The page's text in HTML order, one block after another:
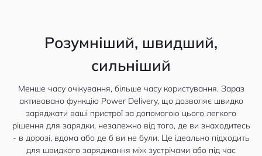
Розумніший, швидший,
сильніший
Менше часу очікування, більше часу користування. Зараз
активовано функцію Power Delivery, що дозволяє швидко
заряджати ваші пристрої за допомогою цього легкого
рішення для зарядки, незалежно від того, де ви знаходитесь
- в дорозі, вдома або де б ви не були. Це ідеально підходить
для швидкого заряджання між зустрічами або під час